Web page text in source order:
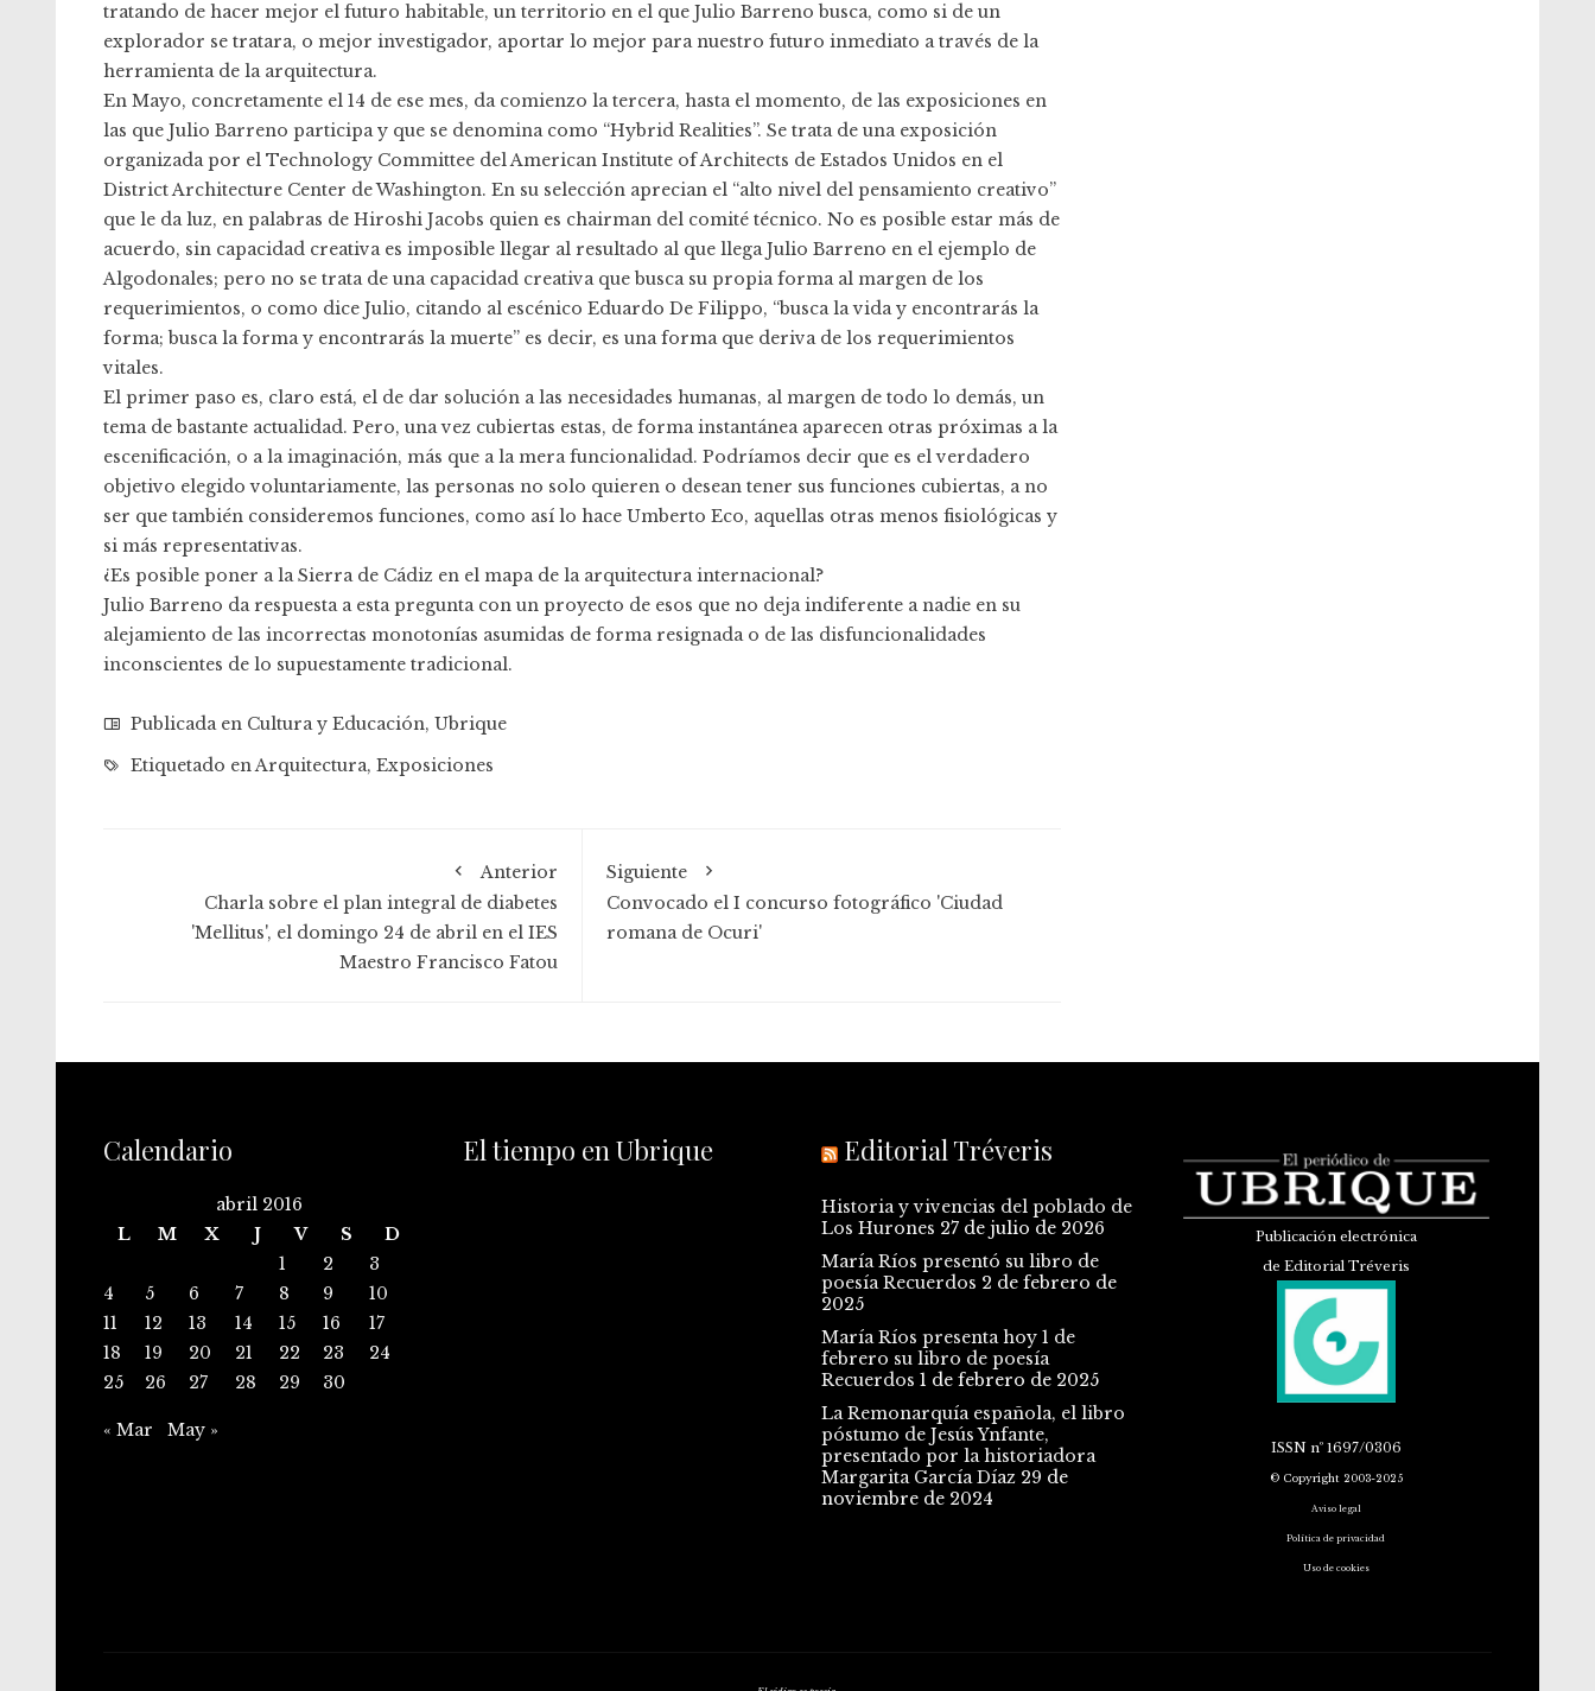
tratando de hacer mejor el futuro habitable, un territorio en el que Julio Barreno busca, como si de un
explorador se tratara, o mejor investigador, aportar lo mejor para nuestro futuro inmediato a través de la
herramienta de la arquitectura.
En Mayo, concretamente el 14 de ese mes, da comienzo la tercera, hasta el momento, de las exposiciones en
las que Julio Barreno participa y que se denomina como “Hybrid Realities”. Se trata de una exposición
organizada por el Technology Committee del American Institute of Architects de Estados Unidos en el
District Architecture Center de Washington. En su selección aprecian el “alto nivel del pensamiento creativo”
que le da luz, en palabras de Hiroshi Jacobs quien es chairman del comité técnico. No es posible estar más de
acuerdo, sin capacidad creativa es imposible llegar al resultado al que llega Julio Barreno en el ejemplo de
Algodonales; pero no se trata de una capacidad creativa que busca su propia forma al margen de los
requerimientos, o como dice Julio, citando al escénico Eduardo De Filippo, “busca la vida y encontrarás la
forma; busca la forma y encontrarás la muerte” es decir, es una forma que deriva de los requerimientos
vitales.
El primer paso es, claro está, el de dar solución a las necesidades humanas, al margen de todo lo demás, un
tema de bastante actualidad. Pero, una vez cubiertas estas, de forma instantánea aparecen otras próximas a la
escenificación, o a la imaginación, más que a la mera funcionalidad. Podríamos decir que es el verdadero
objetivo elegido voluntariamente, las personas no solo quieren o desean tener sus funciones cubiertas, a no
ser que también consideremos funciones, como así lo hace Umberto Eco, aquellas otras menos fisiológicas y
si más representativas.
¿Es posible poner a la Sierra de Cádiz en el mapa de la arquitectura internacional?
Julio Barreno da respuesta a esta pregunta con un proyecto de esos que no deja indiferente a nadie en su
alejamiento de las incorrectas monotonías asumidas de forma resignada o de las disfuncionalidades
inconscientes de lo supuestamente tradicional.
Publicada en Cultura y Educación, Ubrique
Etiquetado enArquitectura, Exposiciones
Anterior
Charla sobre el plan integral de diabetes
'Mellitus', el domingo 24 de abril en el IES
Maestro Francisco Fatou
Siguiente
Convocado el I concurso fotográfico 'Ciudad
romana de Ocuri'
Calendario
abril 2016
L
M X J V S
D
1
2
3
4
5 6 7 8 9
10
11
12 13 14 15 16
17
18
19 20 21 22 23
24
25
26 27 28 29 30
« Mar May »
El tiempo en Ubrique Editorial Tréveris
Historia y vivencias del poblado de
Los Hurones 27 de julio de 2026
María Ríos presentó su libro de
poesía Recuerdos 2 de febrero de
2025
María Ríos presenta hoy 1 de
febrero su libro de poesía
Recuerdos 1 de febrero de 2025
La Remonarquía española, el libro
póstumo de Jesús Ynfante,
presentado por la historiadora
Margarita García Díaz 29 de
noviembre de 2024
Publicación electrónica
de Editorial Tréveris
ISSNnº 1697/0306
© Copyright 2003-2025
Aviso legal
Política de privacidad
Uso de cookies